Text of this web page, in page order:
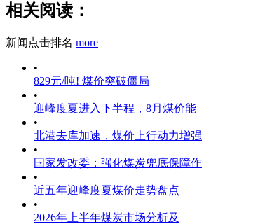
相关阅读：
新闻点击排名 more
•
829元/吨! 煤价突破僵局
•
迎峰度夏进入下半程，8月煤价能
•
北港去库加速，煤价上行动力增强
•
国家发改委：强化煤炭兜底保障作
•
近五年迎峰度夏煤价走势盘点
•
2026年上半年煤炭市场分析及